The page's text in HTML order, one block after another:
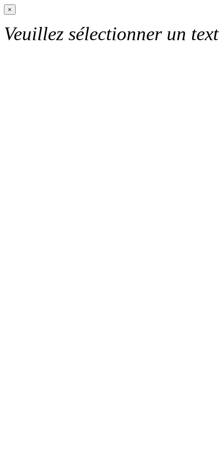
×
Veuillez sélectionner un